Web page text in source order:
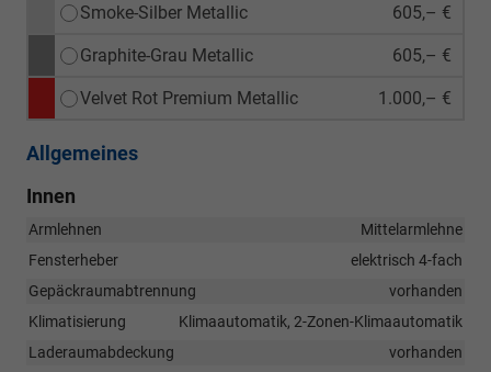
Smoke-Silber Metallic 605,– €
Graphite-Grau Metallic 605,– €
Velvet Rot Premium Metallic 1.000,– €
Allgemeines
Innen
Armlehnen
Mittelarmlehne
Fensterheber
elektrisch 4-fach
Gepäckraumabtrennung
vorhanden
Klimatisierung
Klimaautomatik, 2-Zonen-Klimaautomatik
Laderaumabdeckung
vorhanden